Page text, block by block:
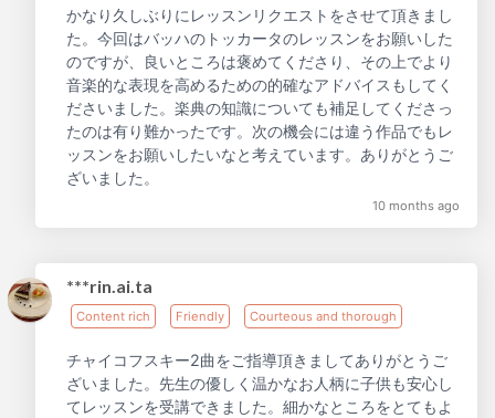
かなり久しぶりにレッスンリクエストをさせて頂きまし
た。今回はバッハのトッカータのレッスンをお願いした
のですが、良いところは褒めてくださり、その上でより
音楽的な表現を高めるための的確なアドバイスもしてく
ださいました。楽典の知識についても補足してくださっ
たのは有り難かったです。次の機会には違う作品でもレ
ッスンをお願いしたいなと考えています。ありがとうご
ざいました。
10 months ago
***rin.ai.ta
Content rich Friendly Courteous and thorough
チャイコフスキー2曲をご指導頂きましてありがとうご
ざいました。先生の優しく温かなお人柄に子供も安心し
てレッスンを受講できました。細かなところをとてもよ